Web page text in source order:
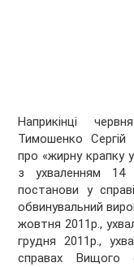
Наприкінці
Тимошенко Сергій
про «жирну крапку
з ухваленням 14
постанови у
обвинувальний
жовтня 2011р.,
грудня 2011р.,
справах Вищого